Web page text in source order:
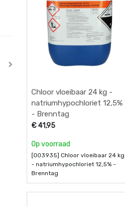
Chloor vloeibaar 24 kg -
natriumhypochloriet 12,5%
- Brenntag
€ 41,95
Op voorraad
[003935] Chloor vloeibaar 24 kg
- natriumhypochloriet 12,5% -
Brenntag